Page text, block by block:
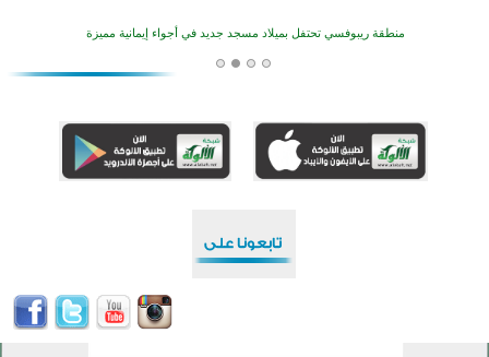
أكبر مشروع إسلامي في ريف أستراليا يفتتح أبوابه بعد سنوات من العمل والعطاء
اختتام الدورة التاسعة لمسابقة حفظ وتلاوة القرآن الكريم في أزناكاييف